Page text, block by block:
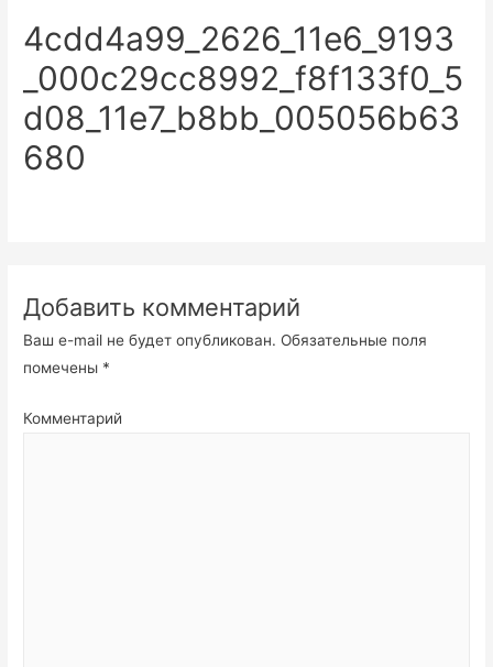
4cdd4a99_2626_11e6_9193
_000c29cc8992_f8f133f0_5
d08_11e7_b8bb_005056b63
680
Добавить комментарий
Ваш e-mail не будет опубликован. Обязательные поля
помечены *
Комментарий